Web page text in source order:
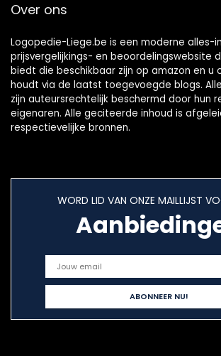
Over ons
Logopedie-Liege.be is een moderne alles-
prijsvergelijkings- en beoordelingswebsite
biedt die beschikbaar zijn op amazon en u
houdt via de laatst toegevoegde blogs.
zijn auteursrechtelijk beschermd door hun
eigenaren. Alle geciteerde inhoud is
respectievelijke bronnen.
WORD LID VAN ONZE MAILLIJST